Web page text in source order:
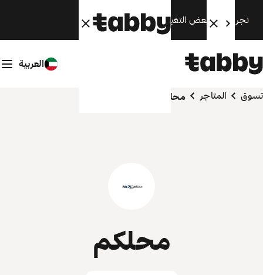
نجري الآن بعض التغييرات. سنعود قريبًا.
العربية
تسوق المتاجر محلكم
محلكم